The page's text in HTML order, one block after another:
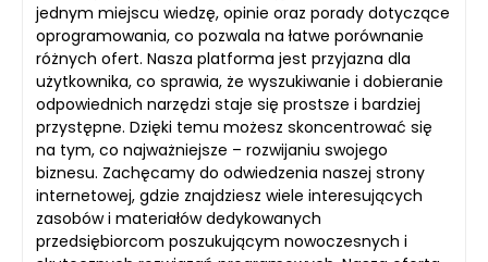
jednym miejscu wiedzę, opinie oraz porady dotyczące
oprogramowania, co pozwala na łatwe porównanie
różnych ofert. Nasza platforma jest przyjazna dla
użytkownika, co sprawia, że wyszukiwanie i dobieranie
odpowiednich narzędzi staje się prostsze i bardziej
przystępne. Dzięki temu możesz skoncentrować się
na tym, co najważniejsze – rozwijaniu swojego
biznesu. Zachęcamy do odwiedzenia naszej strony
internetowej, gdzie znajdziesz wiele interesujących
zasobów i materiałów dedykowanych
przedsiębiorcom poszukującym nowoczesnych i